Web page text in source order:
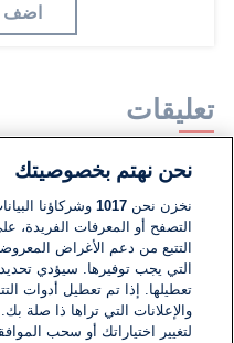
اضف
تعليقات
لا توجد تعليقات مكتوبة
اكتب تعليقًا جديدًا ...
نحن نهتم بخصوصيتك
نخزن نحن1017 وشركاؤنا
التصفح أو المعرفات الفريدة،
التتبع من دعم الأغراض
التي يجب توفيرها. سيؤدي
تعطيلها. إذا تم تعطيل أدوات
والإعلانات التي تراها ذا صلة
لتغيير اختياراتك أو سحب